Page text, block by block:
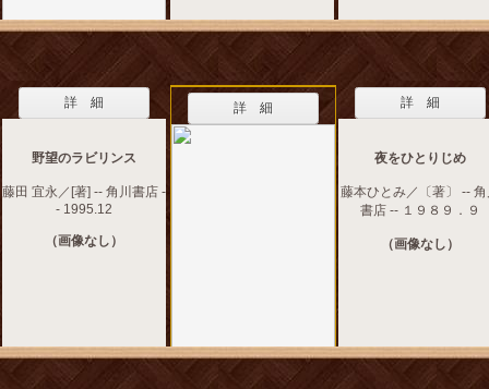
詳 細
野望のラビリンス
藤田 宜永／[著] -- 角川書店 -
- 1995.12
（画像なし）
詳 細 詳 細
夜をひとりじめ
藤本ひとみ／〔著〕 --
書店 -- １９８９．９
（画像なし）